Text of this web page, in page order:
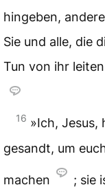
hingeben,
Sie und alle, die
Tun von ihr
16 »Ich, Jesus,
gesandt, um
machen
; sie